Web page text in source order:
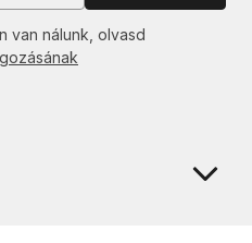
van nálunk, olvasd